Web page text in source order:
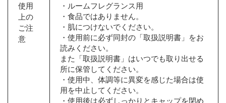
使用
上の
ご注
意
・ルームフレグランス用
・食品ではありません。
・肌につけないでください。
・使用前に必ず同封の「取扱説明書」をお
読みください。
また「取扱説明書」はいつでも取り出せる
所に保管してください。
・使用中、体調等に異変を感じた場合は使
用を中止してください。
・使用後は必ずしっかりとキャップを閉め